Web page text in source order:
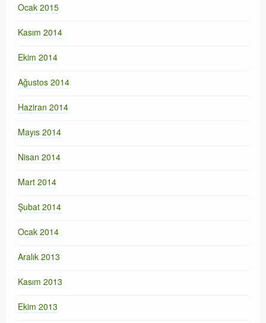
Ocak 2015
Kasım 2014
Ekim 2014
Ağustos 2014
Haziran 2014
Mayıs 2014
Nisan 2014
Mart 2014
Şubat 2014
Ocak 2014
Aralık 2013
Kasım 2013
Ekim 2013